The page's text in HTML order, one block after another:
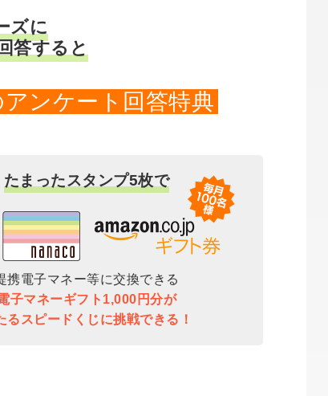
ズに
答すると
ンケート回答特典
たまったスタンプ5枚で
携電子マネー等に交換できる
子マネーギフト1,000円分が
るスピードくじに挑戦できる！